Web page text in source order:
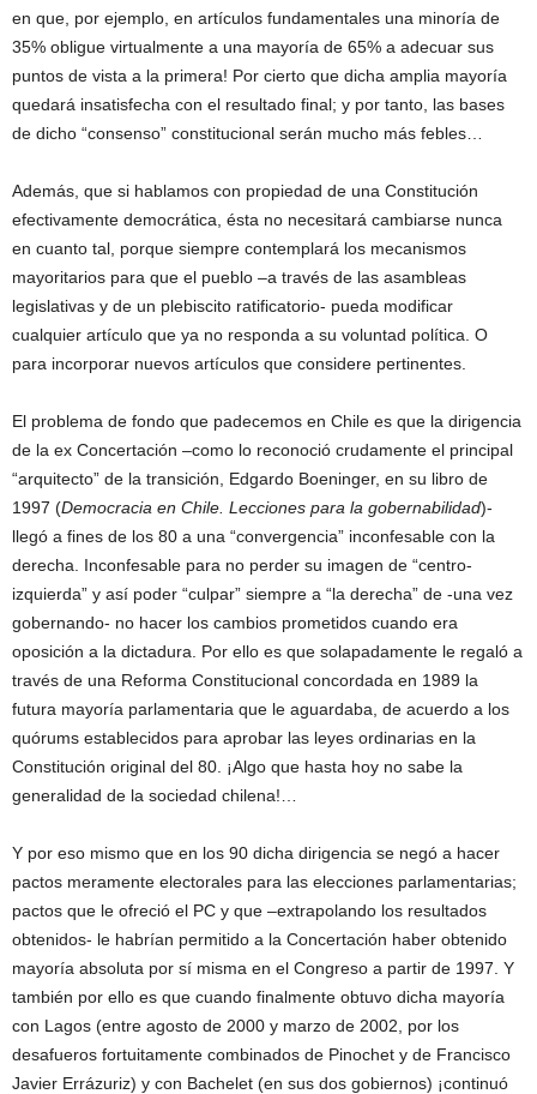
en que, por ejemplo, en artículos fundamentales una minoría de
35% obligue virtualmente a una mayoría de 65% a adecuar sus
puntos de vista a la primera! Por cierto que dicha amplia mayoría
quedará insatisfecha con el resultado final; y por tanto, las bases
de dicho “consenso” constitucional serán mucho más febles…
Además, que si hablamos con propiedad de una Constitución
efectivamente democrática, ésta no necesitará cambiarse nunca
en cuanto tal, porque siempre contemplará los mecanismos
mayoritarios para que el pueblo –a través de las asambleas
legislativas y de un plebiscito ratificatorio- pueda modificar
cualquier artículo que ya no responda a su voluntad política. O
para incorporar nuevos artículos que considere pertinentes.
El problema de fondo que padecemos en Chile es que la dirigencia
de la ex Concertación –como lo reconoció crudamente el principal
“arquitecto” de la transición, Edgardo Boeninger, en su libro de
1997 (Democracia en Chile. Lecciones para la gobernabilidad)-
llegó a fines de los 80 a una “convergencia” inconfesable con la
derecha. Inconfesable para no perder su imagen de “centro-
izquierda” y así poder “culpar” siempre a “la derecha” de -una vez
gobernando- no hacer los cambios prometidos cuando era
oposición a la dictadura. Por ello es que solapadamente le regaló a
través de una Reforma Constitucional concordada en 1989 la
futura mayoría parlamentaria que le aguardaba, de acuerdo a los
quórums establecidos para aprobar las leyes ordinarias en la
Constitución original del 80. ¡Algo que hasta hoy no sabe la
generalidad de la sociedad chilena!…
Y por eso mismo que en los 90 dicha dirigencia se negó a hacer
pactos meramente electorales para las elecciones parlamentarias;
pactos que le ofreció el PC y que –extrapolando los resultados
obtenidos- le habrían permitido a la Concertación haber obtenido
mayoría absoluta por sí misma en el Congreso a partir de 1997. Y
también por ello es que cuando finalmente obtuvo dicha mayoría
con Lagos (entre agosto de 2000 y marzo de 2002, por los
desafueros fortuitamente combinados de Pinochet y de Francisco
Javier Errázuriz) y con Bachelet (en sus dos gobiernos) ¡continuó